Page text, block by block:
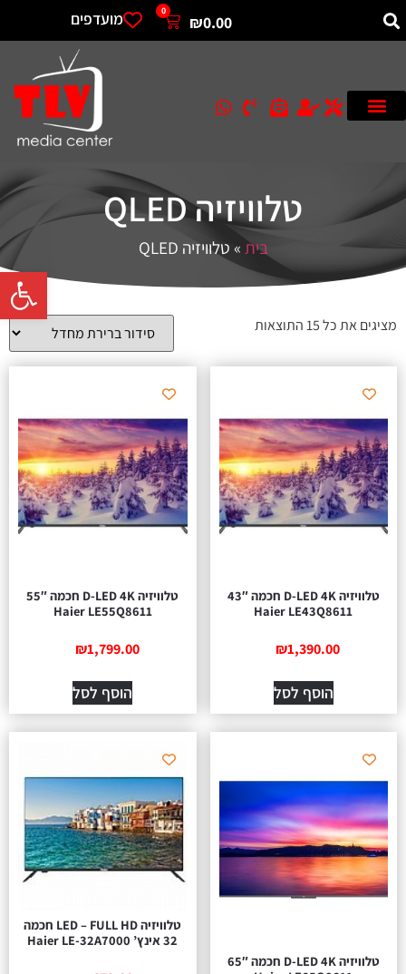
פתח
₪0.00
0 מועדפים
טלוויזיה QLED
בית»טלוויזיה QLED
מציגים את כל ⁦15⁩ התוצאות
טלוויזיה D-LED 4K חכמה 43″
Haier LE43Q8611
₪1,390.00
הוסף לסל
טלוויזיה D-LED 4K חכמה 55″
Haier LE55Q8611
₪1,799.00
הוסף לסל
טלוויזיה D-LED 4K חכמה 65″
טלוויזיה LED – FULL HD חכמה
32 אינץ’ Haier LE-32A7000